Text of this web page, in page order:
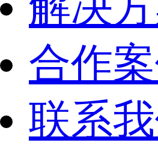
合作
联系